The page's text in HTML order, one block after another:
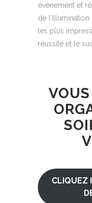
évènement et
de
les plus
réussite et le
CLIQUEZ